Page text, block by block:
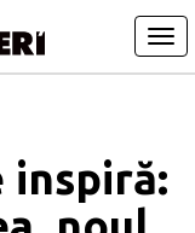
inspiră: